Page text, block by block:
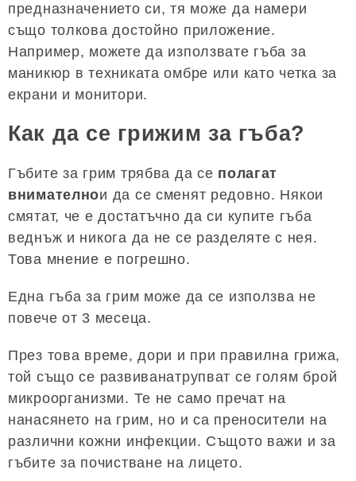
предназначението си, тя може да намери
също толкова достойно приложение.
Например, можете да използвате гъба за
маникюр в техниката омбре или като четка за
екрани и монитори.
Как да се грижим за гъба?
Гъбите за грим трябва да се полагат
внимателнои да се сменят редовно. Някои
смятат, че е достатъчно да си купите гъба
веднъж и никога да не се разделяте с нея.
Това мнение е погрешно.
Една гъба за грим може да се използва не
повече от 3 месеца.
През това време, дори и при правилна грижа,
той също се развиванатрупват се голям брой
микроорганизми. Те не само пречат на
нанасянето на грим, но и са преносители на
различни кожни инфекции. Същото важи и за
гъбите за почистване на лицето.